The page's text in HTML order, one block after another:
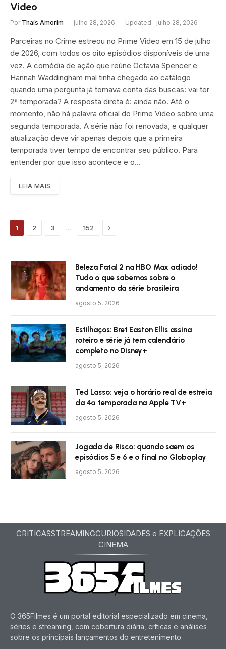
Video
Por Thaís Amorim julho 28, 2026 Updated: julho 28, 2026
Parceiras no Crime estreou no Prime Video em 15 de julho
de 2026, com todos os oito episódios disponíveis de uma
vez. A comédia de ação que reúne Octavia Spencer e
Hannah Waddingham mal tinha chegado ao catálogo
quando uma pergunta já tomava conta das buscas: vai ter
2ª temporada? A resposta direta é: ainda não. Até o
momento, não há palavra oficial do Prime Video sobre uma
segunda temporada. A série não foi renovada, e qualquer
atualização deve vir apenas depois que a primeira
temporada tiver tempo de encontrar seu público. Para
entender por que isso acontece e o…
LEIA MAIS
1 2 3 … 152 Próximo
Beleza Fatal 2 na HBO Max adiado!
Tudo o que sabemos sobre o
andamento da série brasileira
agosto 5, 2026
Estilhaços: Bret Easton Ellis assina
roteiro e série já tem calendário
completo no Disney+
agosto 5, 2026
Ted Lasso: veja o horário real de estreia
da 4ª temporada na Apple TV+
agosto 5, 2026
Jogada de Risco: quando saem os
episódios 5 e 6 e o final no Globoplay
agosto 5, 2026
CRITICASSTREAMINGCURIOSIDADES e EXPLICAÇÕES
CINEMA
O 365Filmes é um portal editorial especializado em cinema,
séries e streaming, com cobertura diária, críticas e análises
sobre os principais lançamentos do entretenimento.